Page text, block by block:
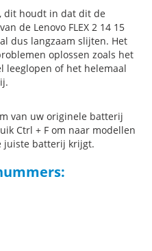
dit houdt in dat dit de
de Lenovo FLEX 2 14 15
dus langzaam slijten. Het
oplossen zoals het
leeglopen of het helemaal
van uw originele batterij
Ctrl + F om naar modellen
juiste batterij krijgt.